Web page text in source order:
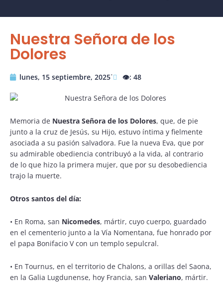
Nuestra Señora de los
Dolores
lunes, 15 septiembre, 2025˙ 👁️: 48
Memoria de Nuestra Señora de los Dolores, que, de pie
junto a la cruz de Jesús, su Hijo, estuvo íntima y fielmente
asociada a su pasión salvadora. Fue la nueva Eva, que por
su admirable obediencia contribuyó a la vida, al contrario
de lo que hizo la primera mujer, que por su desobediencia
trajo la muerte.
Otros santos del día:
• En Roma, san Nicomedes, mártir, cuyo cuerpo, guardado
en el cementerio junto a la Vía Nomentana, fue honrado por
el papa Bonifacio V con un templo sepulcral.
• En Tournus, en el territorio de Chalons, a orillas del Saona,
en la Galia Lugdunense, hoy Francia, san Valeriano, mártir.